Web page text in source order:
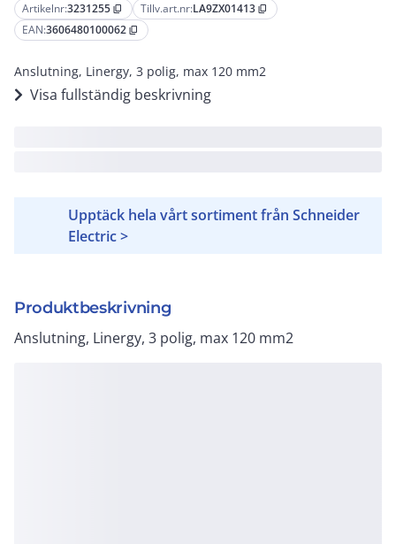
Artikelnr:3231255 content_copy Tillv.art.nr:LA9ZX01413 content_copy
EAN:3606480100062 content_copy
Anslutning, Linergy, 3 polig, max 120 mm2
Visa fullständig beskrivning
Upptäck hela vårt sortiment från Schneider
Electric >
Produktbeskrivning
Anslutning, Linergy, 3 polig, max 120 mm2